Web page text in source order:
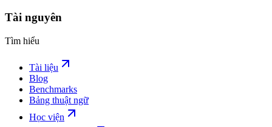
Tài nguyên
Tìm hiểu
Tài liệu
Blog
Benchmarks
Bảng thuật ngữ
Học viện